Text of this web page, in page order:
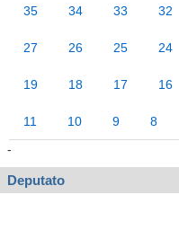
35 34 33 32
27 26 25 24
19 18 17 16
11 10 9 8
-
Deputato